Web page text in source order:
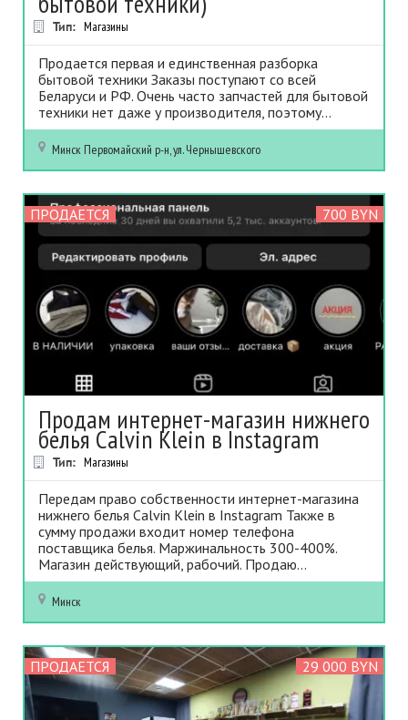
Тип: Магазины
Продается первая и единственная разборка
бытовой техники Заказы поступают со всей
Беларуси и РФ. Очень часто запчастей для бытовой
техники нет даже у производителя, поэтому...
Минск Первомайский р-н, ул. Чернышевского
ПРОДАЕТСЯ 700 BYN
Продам интернет-магазин нижнего
белья Calvin Klein в Instagram
Тип: Магазины
Передам право собственности интернет-магазина
нижнего белья Calvin Klein в Instagram Также в
сумму продажи входит номер телефона
поставщика белья. Маржинальность 300-400%.
Магазин действующий, рабочий. Продаю...
Минск
ПРОДАЕТСЯ 29 000 BYN